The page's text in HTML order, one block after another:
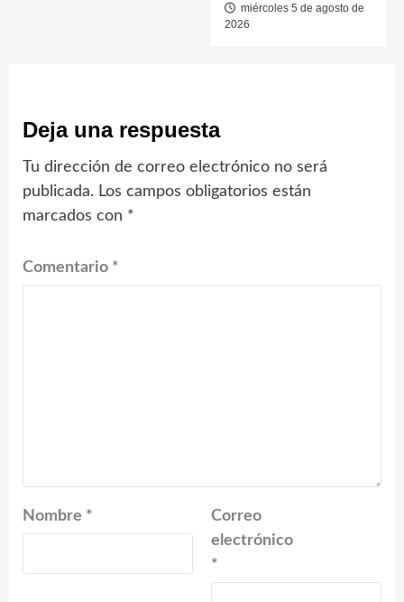
miércoles 5 de agosto de
2026
Deja una respuesta
Tu dirección de correo electrónico no será
publicada. Los campos obligatorios están
marcados con *
Comentario *
Nombre *
Correo
electrónico
*